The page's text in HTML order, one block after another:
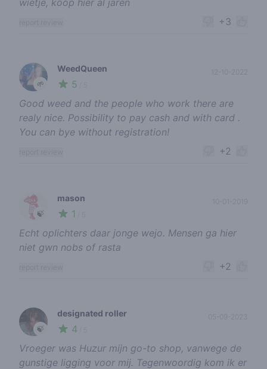
wietje, koop hier al jaren
+3
🌱
WeedQueen
5
Good weed and the people who work there are
realy nice. Possibility to pay cash and with card .
You can bye without registration!
+2
🍃
mason
1
Echt oplichters daar jonge wejo. Mensen ga hier
niet gwn nobs of rasta
+2
🍃
designated roller
4
05-09-2023
Vroeger was Huzur mijn go-to shop, vanwege de
gunstige ligging voor mij. Tegenwoordig kom ik er